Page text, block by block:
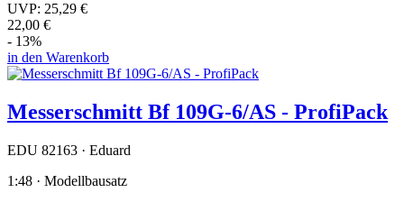
UVP: 25,29 €
22,00 €
- 13%
in den Warenkorb
Messerschmitt Bf 109G-6/AS - ProfiPack
EDU 82163 · Eduard
1:48 · Modellbausatz